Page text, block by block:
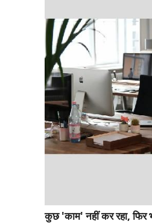
कुछ 'काम' नहीं कर रहा, फिर